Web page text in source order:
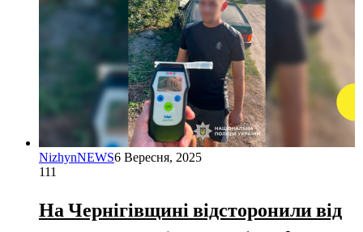
NizhynNEWS6 Вересня, 2025
111
На Чернігівщині відсторонили від